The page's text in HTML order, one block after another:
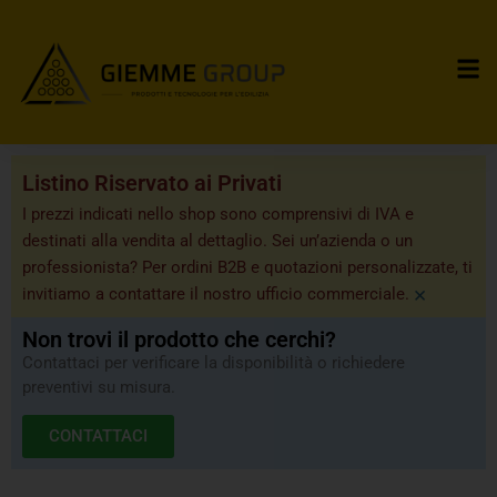
Listino Riservato ai Privati
I prezzi indicati nello shop sono comprensivi di IVA e
destinati alla vendita al dettaglio. Sei un’azienda o un
professionista? Per ordini B2B e quotazioni personalizzate, ti
invitiamo a contattare il nostro ufficio commerciale. ×
Non trovi il prodotto che cerchi?
Contattaci per verificare la disponibilità o richiedere
preventivi su misura.
CONTATTACI